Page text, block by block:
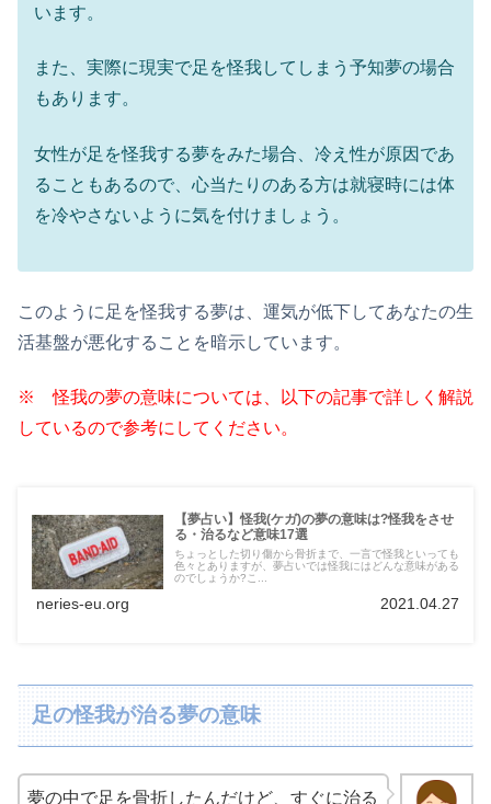
います。
また、実際に現実で足を怪我してしまう予知夢の場合
もあります。
女性が足を怪我する夢をみた場合、冷え性が原因であ
ることもあるので、心当たりのある方は就寝時には体
を冷やさないように気を付けましょう。
このように足を怪我する夢は、運気が低下してあなたの生
活基盤が悪化することを暗示しています。
※ 怪我の夢の意味については、以下の記事で詳しく解説
しているので参考にしてください。
【夢占い】怪我(ケガ)の夢の意味は?怪我をさせ
る・治るなど意味17選
ちょっとした切り傷から骨折まで、一言で怪我といっても
色々とありますが、夢占いでは怪我にはどんな意味がある
のでしょうか?こ...
neries-eu.org 2021.04.27
足の怪我が治る夢の意味
夢の中で足を骨折したんだけど、すぐに治る